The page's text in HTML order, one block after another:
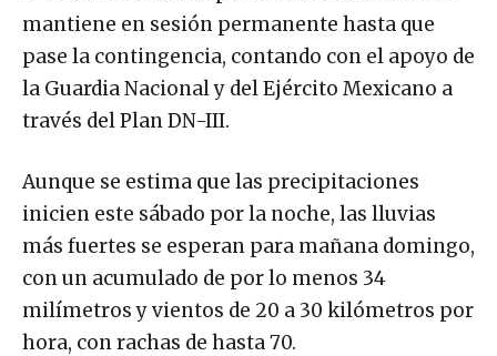
mantiene en sesión permanente hasta que
pase la contingencia, contando con el apoyo de
la Guardia Nacional y del Ejército Mexicano a
través del Plan DN-III.
Aunque se estima que las precipitaciones
inicien este sábado por la noche, las lluvias
más fuertes se esperan para mañana domingo,
con un acumulado de por lo menos 34
milímetros y vientos de 20 a 30 kilómetros por
hora, con rachas de hasta 70.